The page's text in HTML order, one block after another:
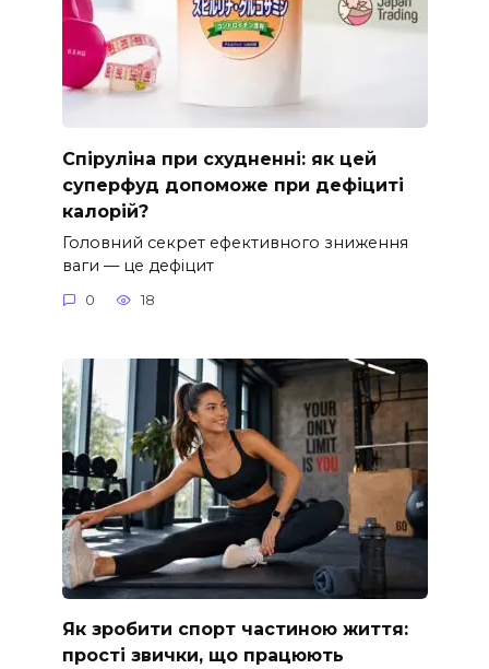
Спіруліна при схудненні: як цей
суперфуд допоможе при дефіциті
калорій?
Головний секрет ефективного зниження
ваги — це дефіцит
0 18
Як зробити спорт частиною життя:
прості звички, що працюють